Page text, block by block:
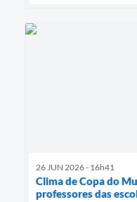
26 JUN 2026 - 16h41
Clima de Copa do
professores das